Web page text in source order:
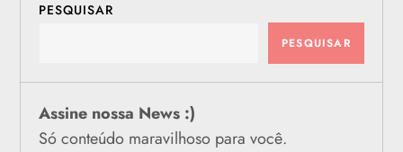
PESQUISAR
PESQUISAR
Assine nossa News :)
Só conteúdo maravilhoso para você.